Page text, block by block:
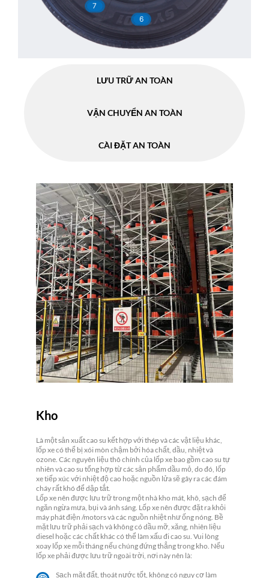
6
7
LƯU TRỮ AN TOÀN
VẬN CHUYỂN AN TOÀN
CÀI ĐẶT AN TOÀN
Kho
Là một sản xuất cao su kết hợp với thép và các vật liệu khác,
lốp xe có thể bị xói mòn chậm bởi hóa chất, dầu, nhiệt và
ozone. Các nguyên liệu thô chính của lốp xe bao gồm cao su tự
nhiên và cao su tổng hợp từ các sản phẩm dầu mỏ, do đó, lốp
xe tiếp xúc với nhiệt độ cao hoặc nguồn lửa sẽ gây ra các đám
cháy rất khó để dập tắt.
Lốp xe nên được lưu trữ trong một nhà kho mát, khô, sạch để
ngăn ngừa mưa, bụi và ánh sáng. Lốp xe nên được đặt ra khỏi
máy phát điện /motors và các nguồn nhiệt như ống nóng. Bề
mặt lưu trữ phải sạch và không có dầu mỡ, xăng, nhiên liệu
diesel hoặc các chất khác có thể làm xấu đi cao su. Vui lòng
xoay lốp xe mỗi tháng nếu chúng đứng thẳng trong kho. Nếu
lốp xe phải được lưu trữ ngoài trời, nơi này nên là:
Sạch mặt đất, thoát nước tốt, không có nguy cơ làm